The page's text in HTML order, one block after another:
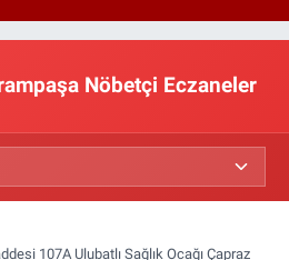
Nöbetçi Eczaneler
107A Ulubatlı Sağlık Ocağı Çapraz